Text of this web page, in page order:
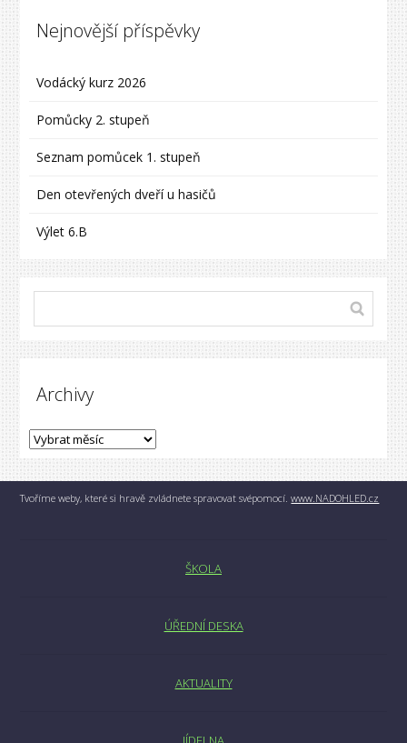
Nejnovější příspěvky
Vodácký kurz 2026
Pomůcky 2. stupeň
Seznam pomůcek 1. stupeň
Den otevřených dveří u hasičů
Výlet 6.B
Archivy
Tvoříme weby, které si hravě zvládnete spravovat svépomocí.www.NADOHLED.cz
ŠKOLA
ÚŘEDNÍ DESKA
AKTUALITY